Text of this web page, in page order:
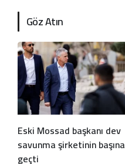
Göz Atın
Eski Mossad başkanı dev
savunma şirketinin başına
geçti